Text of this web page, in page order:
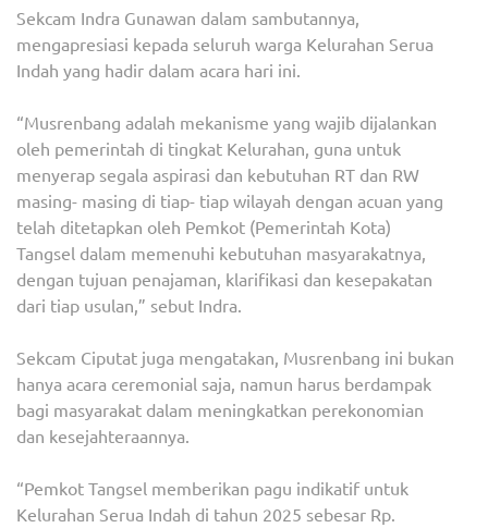
Sekcam Indra Gunawan dalam sambutannya,
mengapresiasi kepada seluruh warga Kelurahan Serua
Indah yang hadir dalam acara hari ini.
“Musrenbang adalah mekanisme yang wajib dijalankan
oleh pemerintah di tingkat Kelurahan, guna untuk
menyerap segala aspirasi dan kebutuhan RT dan RW
masing- masing di tiap- tiap wilayah dengan acuan yang
telah ditetapkan oleh Pemkot (Pemerintah Kota)
Tangsel dalam memenuhi kebutuhan masyarakatnya,
dengan tujuan penajaman, klarifikasi dan kesepakatan
dari tiap usulan,” sebut Indra.
Sekcam Ciputat juga mengatakan, Musrenbang ini bukan
hanya acara ceremonial saja, namun harus berdampak
bagi masyarakat dalam meningkatkan perekonomian
dan kesejahteraannya.
“Pemkot Tangsel memberikan pagu indikatif untuk
Kelurahan Serua Indah di tahun 2025 sebesar Rp.